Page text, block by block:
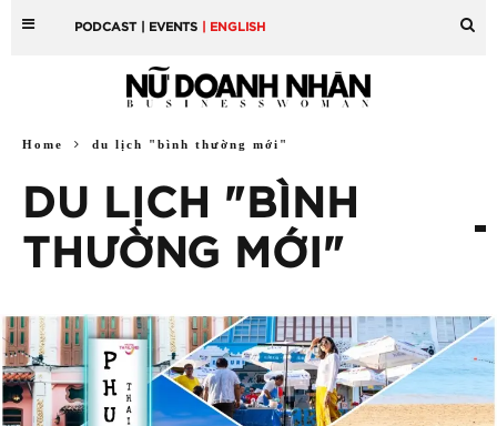
PODCAST | EVENTS | ENGLISH
Home du lịch "bình thường mới"
DU LỊCH "BÌNH
THƯỜNG MỚI"